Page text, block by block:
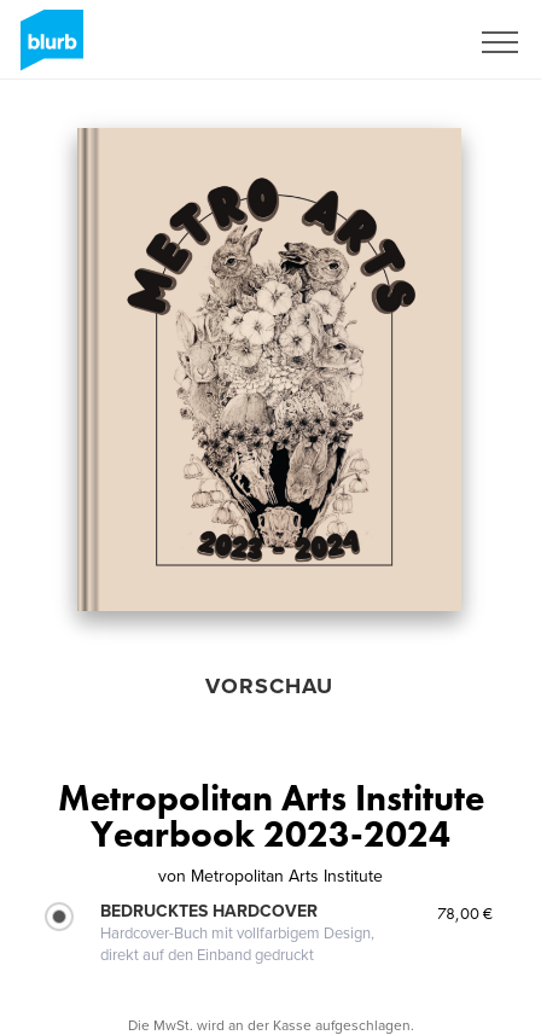
VORSCHAU
Metropolitan Arts Institute
Yearbook 2023-2024
von Metropolitan Arts Institute
BEDRUCKTES HARDCOVER
Hardcover-Buch mit vollfarbigem Design,
direkt auf den Einband gedruckt
78,00 €
Die MwSt. wird an der Kasse aufgeschlagen.